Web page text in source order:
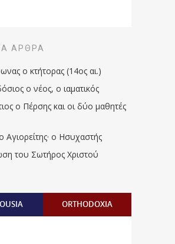
ΆΡΘΡΑ
ο κτήτορας (14ος αι.)
ο νέος, ο ιαματικός
ο Πέρσης και οι δύο μαθητές
Αγιορείτης · ο Ησυχαστής
του Σωτήρος Χριστού
ORTHODOXIA